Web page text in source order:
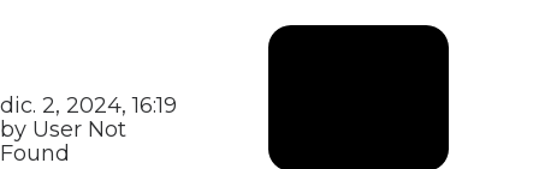
dic. 2, 2024, 16:19
by User Not
Found